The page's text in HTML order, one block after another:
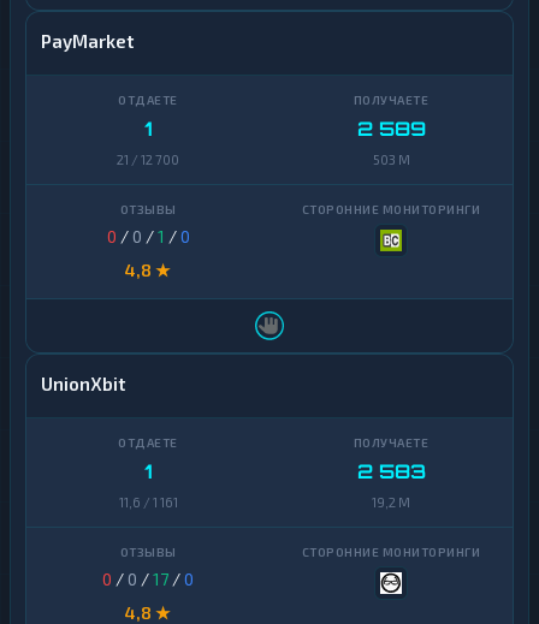
PayMarket
1
21 / 12 700
2 589
503 M
0 / 0 /1 /0
4,8 ★
UnionXbit
1
11,6 / 1 161
2 583
19,2 M
0 / 0 /17 /0
4,8 ★